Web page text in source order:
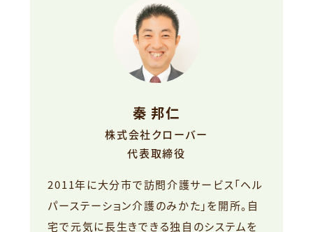
秦 邦仁
株式会社クローバー
代表取締役
2011年に大分市で訪問介護サービス「ヘル
パーステーション介護のみかた」を開所。自
宅で元気に長生きできる独自のシステムを